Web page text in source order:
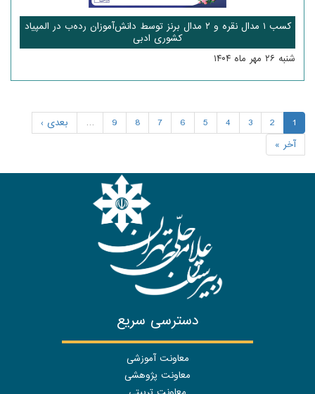
کسب ۱ مدال نقره و ۲ مدال برنز توسط دانش‌آموزان رده‌ب در المپیاد
کشوری ادبی
شنبه ۲۶ مهر ماه ۱۴۰۴
1
2
3
4
5
6
7
8
9
…
بعدی ›
آخر »
دسترسی سریع
معاونت آموزشی
معاونت پژوهشی